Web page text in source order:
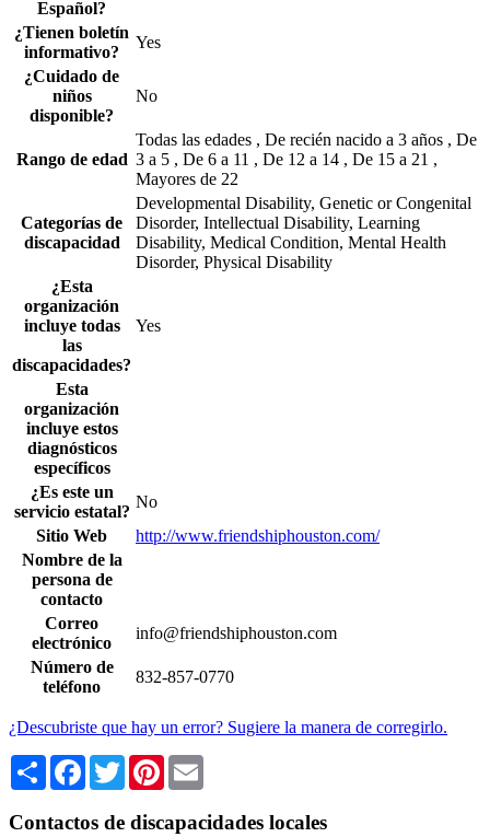
Español?
¿Tienen boletín
informativo?
Yes
¿Cuidado de
niños
disponible?
No
Rango de edad
Todas las edades , De recién nacido a 3 años , De
3 a 5 , De 6 a 11 , De 12 a 14 , De 15 a 21 ,
Mayores de 22
Categorías de
discapacidad
Developmental Disability, Genetic or Congenital
Disorder, Intellectual Disability, Learning
Disability, Medical Condition, Mental Health
Disorder, Physical Disability
¿Esta
organización
incluye todas
las
discapacidades?
Yes
Esta
organización
incluye estos
diagnósticos
específicos
¿Es este un
servicio estatal?
No
Sitio Web
http://www.friendshiphouston.com/
Nombre de la
persona de
contacto
Correo
electrónico
info@friendshiphouston.com
Número de
teléfono
832-857-0770
¿Descubriste que hay un error? Sugiere la manera de corregirlo.
Share Facebook
TwitterPinterest
Contactos de discapacidades locales